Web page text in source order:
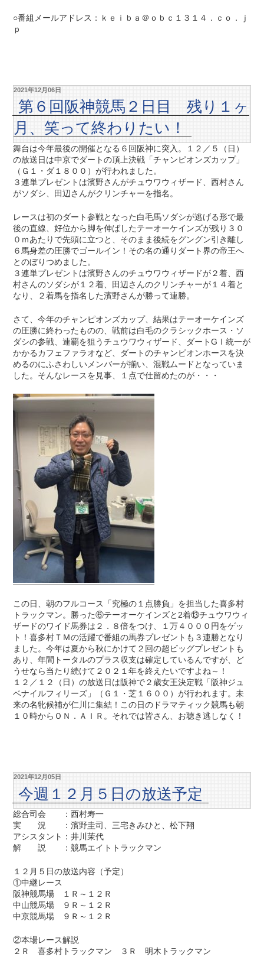
○番組メールアドレス：ｋｅｉｂａ＠ｏｂｃ１３１４．ｃｏ．ｊ
ｐ
2021年12月06日
第６回阪神競馬２日目 残り１ヶ
月、笑って終わりたい！
舞台は今年最後の開催となる６回阪神に突入。１２／５（日）
の放送日は中京でダートの頂上決戦「チャンピオンズカップ」
（Ｇ１・ダ１８００）が行われました。
３連単プレゼントは濱野さんがチュウワウィザード、西村さん
がソダシ、田辺さんがクリンチャーを指名。
レースは初のダート参戦となった白毛馬ソダシが逃げる形で最
後の直線、好位から脚を伸ばしたテーオーケインズが残り３０
０ｍあたりで先頭に立つと、そのまま後続をグングン引き離し
６馬身差の圧勝でゴールイン！その名の通りダート界の帝王へ
とのぼりつめました。
３連単プレゼントは濱野さんのチュウワウィザードが２着、西
村さんのソダシが１２着、田辺さんのクリンチャーが１４着と
なり、２着馬を指名した濱野さんが勝って連勝。
さて、今年のチャンピオンズカップ、結果はテーオーケインズ
の圧勝に終わったものの、戦前は白毛のクラシックホース・ソ
ダシの参戦、連覇を狙うチュウワウィザード、ダートGⅠ統一が
かかるカフェファラオなど、ダートのチャンピオンホースを決
めるのにふさわしいメンバーが揃い、混戦ムードとなっていま
した。そんなレースを見事、１点で仕留めたのが・・・
この日、朝のフルコース「究極の１点勝負」を担当した喜多村
トラックマン。勝った⑥テーオーケインズと2着⑬チュウワウィ
ザードのワイド馬券は２．８倍をつけ、１万４０００円をゲッ
ト！喜多村ＴＭの活躍で番組の馬券プレゼントも３連勝となり
ました。今年は夏から秋にかけて２回の超ビッグプレゼントも
あり、年間トータルのプラス収支は確定しているんですが、ど
うせなら当たり続けて２０２１年を終えたいですよね～！
１２／１２（日）の放送日は阪神で２歳女王決定戦「阪神ジュ
ベナイルフィリーズ」（Ｇ１・芝１６００）が行われます。未
来の名牝候補が仁川に集結！この日のドラマティック競馬も朝
１０時からＯＮ．ＡＩＲ。それでは皆さん、お聴き逃しなく！
2021年12月05日
今週１２月５日の放送予定
総合司会 ：西村寿一
実 況 ：濱野圭司、三宅きみひと、松下翔
アシスタント：井川茉代
解 説 ：競馬エイトトラックマン
１２月５日の放送内容（予定）
①中継レース
阪神競馬場 １Ｒ～１２Ｒ
中山競馬場 ９Ｒ～１２Ｒ
中京競馬場 ９Ｒ～１２Ｒ
②本場レース解説
２Ｒ 喜多村トラックマン ３Ｒ 明木トラックマン